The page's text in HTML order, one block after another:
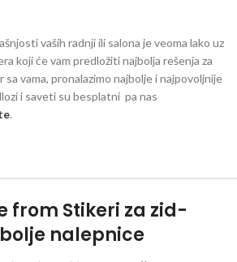
vaših radnji ili salona je veoma lako uz
koji će vam predložiti najbolja rešenja za
sa vama, pronalazimo najbolje i najpovoljnije
i saveti su besplatni pa nas
.
from Stikeri za zid-
nalepnice